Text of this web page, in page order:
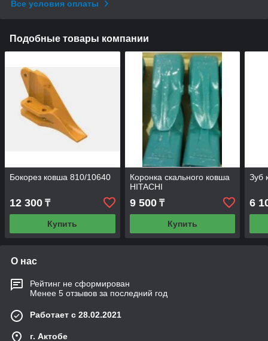
Все условия оплаты
Подобные товары компании
Бокорез ковша 810/10640
12 300 ₸
Купить
Коронка скального ковша
HITACHI
9 500₸
Купить
Зуб
6
О нас
Рейтинг не сформирован
Менее 5 отзывов за последний год
Работает с 28.02.2021
г. Актобе